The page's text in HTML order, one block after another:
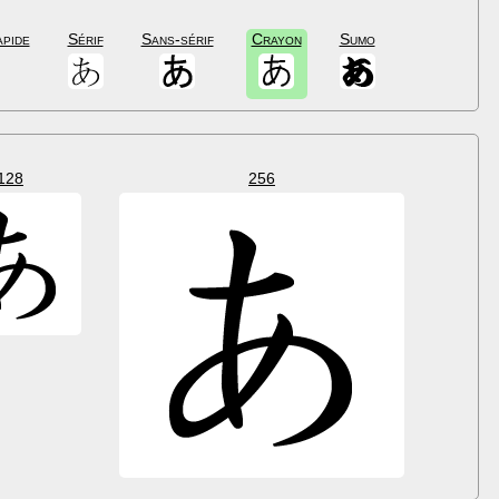
Sérif Sans-sérif Crayon Sumo
256